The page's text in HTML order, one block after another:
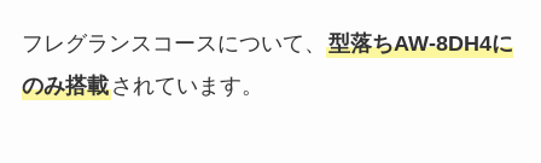
フレグランスコースについて、 型落ちAW-8DH4に
のみ搭載されています。